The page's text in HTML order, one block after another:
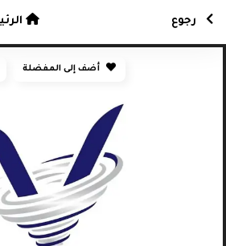
أضف إلى المفضلة
رجوع